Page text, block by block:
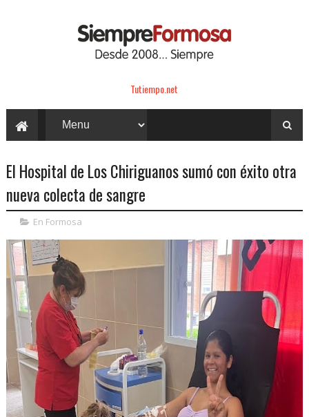
Tutiempo.net
El Hospital de Los Chiriguanos sumó con éxito otra
nueva colecta de sangre
En Formosa